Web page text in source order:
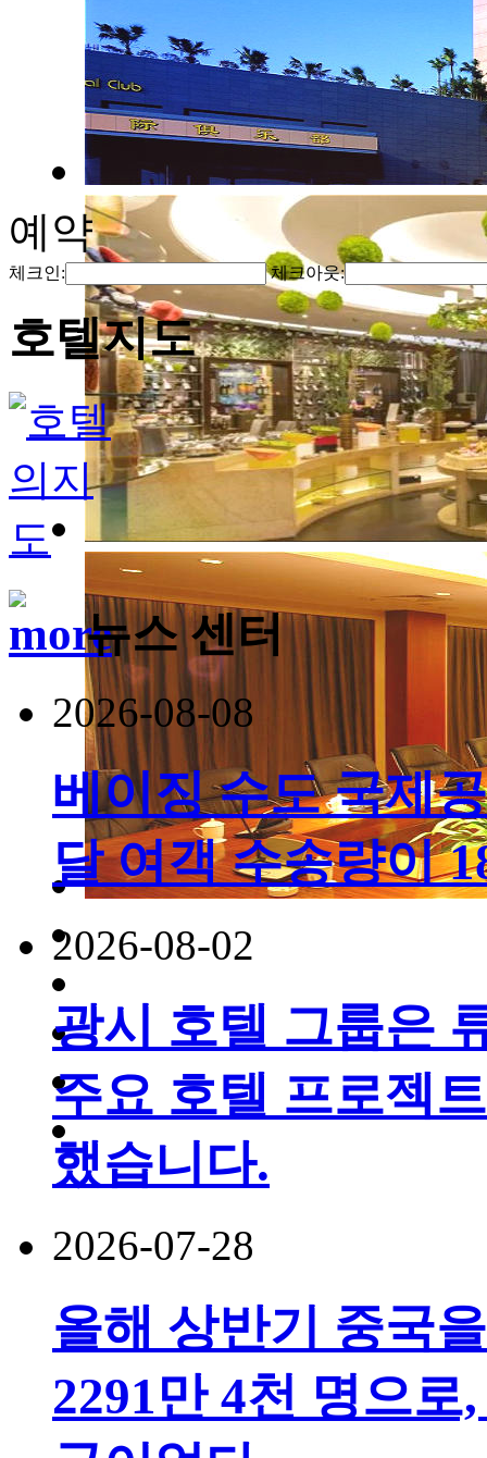
예약
체크인: 체크아웃:
호텔지도
뉴스 센터
2026-08-08
베이징 수도 국제
달 여객 수송량이
2026-08-02
광시 호텔 그룹은
주요 호텔 프로젝
했습니다.
2026-07-28
올해 상반기 중국
2291만 4천 명으